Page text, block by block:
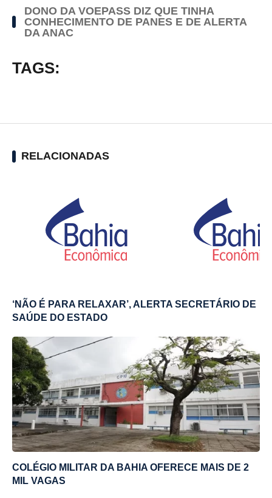
DONO DA VOEPASS DIZ QUE TINHA
CONHECIMENTO DE PANES E DE ALERTA
DA ANAC
TAGS:
RELACIONADAS
‘NÃO É PARA RELAXAR’, ALERTA SECRETÁRIO DE
SAÚDE DO ESTADO
COLÉGIO MILITAR DA BAHIA OFERECE MAIS DE 2
MIL VAGAS